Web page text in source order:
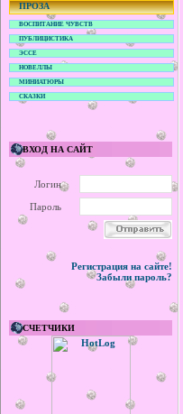
ПРОЗА
ВОСПИТАНИЕ ЧУВСТВ
ПУБЛИЦИСТИКА
ЭССЕ
НОВЕЛЛЫ
МИНИАТЮРЫ
СКАЗКИ
ВХОД НА САЙТ
Логин
Пароль
Регистрация на сайте!
Забыли пароль?
СЧЕТЧИКИ